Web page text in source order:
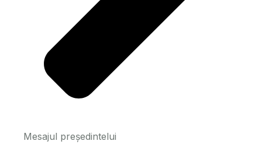
Mesajul președintelui